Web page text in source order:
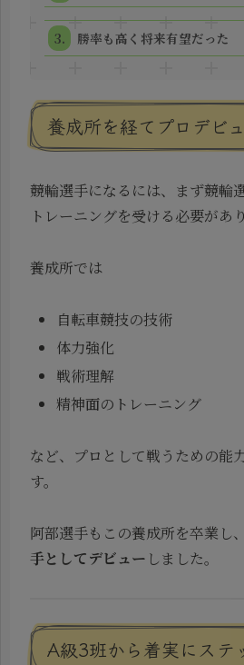
勝率も高く将来有望だった
養成所を経てプロデビ
競輪選手になるには、まず競輪
トレーニングを受ける必要があり
養成所では
自転車競技の技術
体力強化
戦術理解
精神面のトレーニング
など、プロとして戦うための能
す。
阿部選手もこの養成所を卒業し、
手としてデビュー しました。
A級3班から着実にステ